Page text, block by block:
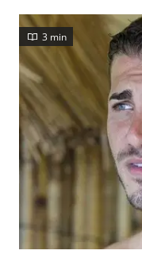
3 min